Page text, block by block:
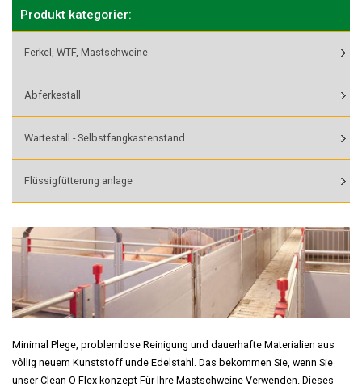
Produkt kategorier:
Ferkel, WTF, Mastschweine
Abferkestall
Wartestall - Selbstfangkastenstand
Flüssigfütterung anlage
Minimal Plege, problemlose Reinigung und dauerhafte Materialien aus
vôllig neuem Kunststoff unde Edelstahl. Das bekommen Sie, wenn Sie
unser Clean O Flex konzept Fûr Ihre Mastschweine Verwenden. Dieses